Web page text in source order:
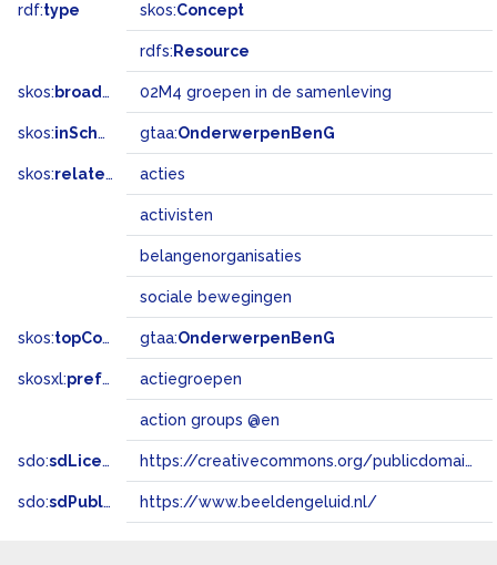
rdf:type skos:Concept
rdfs: Resource
skos: broadMatch 02M4 groepen in de samenleving
skos:inScheme gtaa:OnderwerpenBenG
skos:related acties
activisten
belangenorganisaties
sociale bewegingen
skos:topConceptOf gtaa:OnderwerpenBenG
skosxl:prefLabel actiegroepen
action groups @en
sdo:sdLicense https://creativecommons.org/publicdomain/zero/1.0/
sdo:sdPublisher https://www.beeldengeluid.nl/